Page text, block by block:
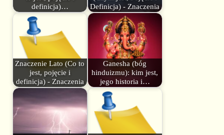
definicja)…
Definicja) - Znaczenia
Znaczenie Lato (Co to
jest, pojęcie i
definicja) - Znaczenia
Ganesha (bóg
hinduizmu): kim jest,
jego historia i…